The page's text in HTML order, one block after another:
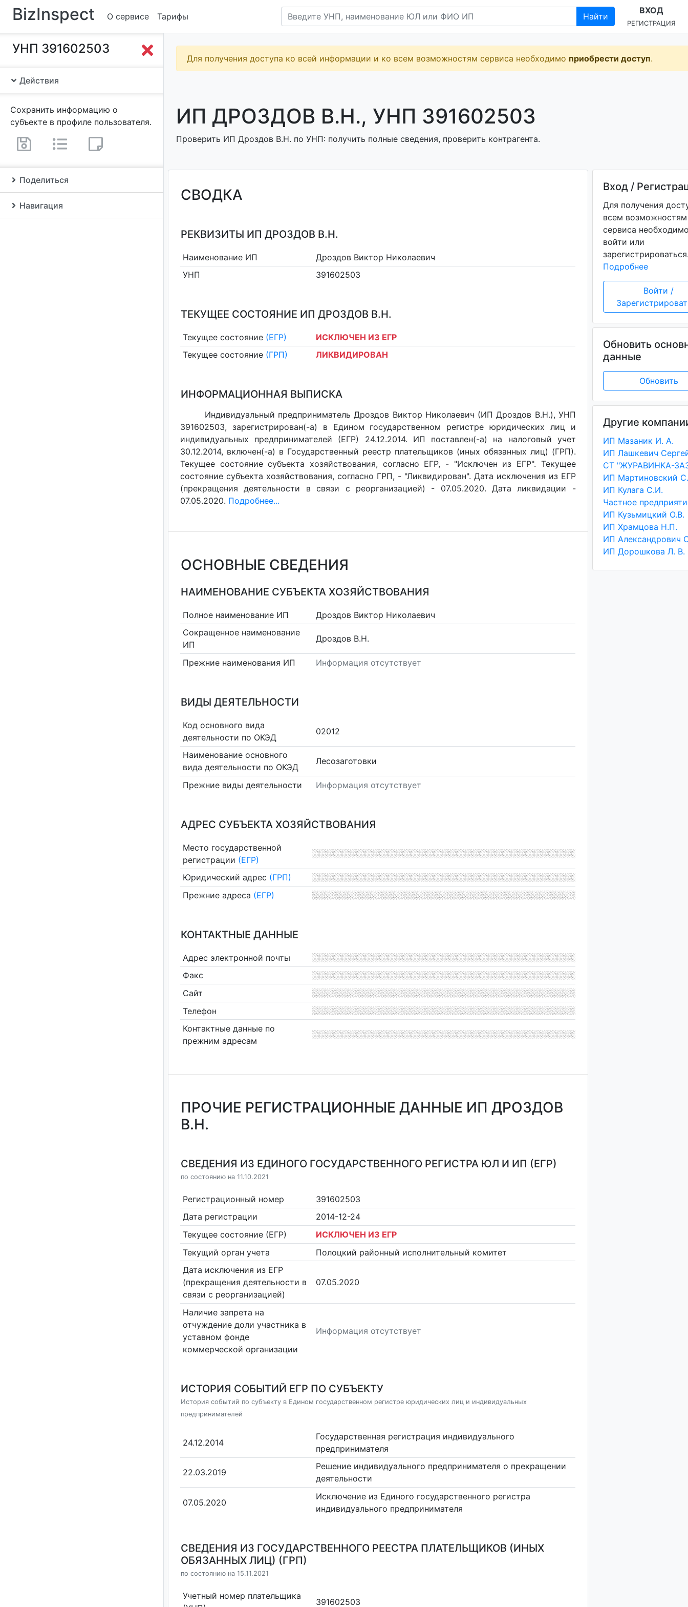
BizInspect О сервисе Тарифы Найти
ВХОД
РЕГИСТРАЦИЯ
УНП 391602503
Действия
Сохранить информацию о
субъекте в профиле пользователя.
Поделиться
Навигация
Для получения доступа ко всей информации и ко всем возможностям сервиса необходимо приобрести доступ.
ИП ДРОЗДОВ В.Н., УНП 391602503
Проверить ИП Дроздов В.Н. по УНП: получить полные сведения, проверить контрагента.
СВОДКА
РЕКВИЗИТЫ ИП ДРОЗДОВ В.Н.
Наименование ИП
Дроздов Виктор Николаевич
УНП
391602503
ТЕКУЩЕЕ СОСТОЯНИЕ ИП ДРОЗДОВ В.Н.
Текущее состояние (ЕГР)
ИСКЛЮЧЕН ИЗ ЕГР
Текущее состояние (ГРП) ЛИКВИДИРОВАН
ИНФОРМАЦИОННАЯ ВЫПИСКА
Индивидуальный предприниматель Дроздов Виктор Николаевич (ИП Дроздов В.Н.), УНП
391602503, зарегистрирован(-а) в Едином государственном регистре юридических лиц и
индивидуальных предпринимателей (ЕГР) 24.12.2014. ИП поставлен(-a) на налоговый учет
30.12.2014, включен(-a) в Государственный реестр плательщиков (иных обязанных лиц) (ГРП).
Текущее состояние субъекта хозяйствования, согласно ЕГР, - "Исключен из ЕГР". Текущее
состояние субъекта хозяйствования, согласно ГРП, - "Ликвидирован". Дата исключения из ЕГР
(прекращения деятельности в связи с реорганизацией) - 07.05.2020. Дата ликвидации -
07.05.2020. Подробнее...
ОСНОВНЫЕ СВЕДЕНИЯ
НАИМЕНОВАНИЕ СУБЪЕКТА ХОЗЯЙСТВОВАНИЯ
Полное наименование ИП
Дроздов Виктор Николаевич
Сокращенное наименование
ИП
Дроздов В.Н.
Прежние наименования ИП Информация отсутствует
ВИДЫ ДЕЯТЕЛЬНОСТИ
Код основного вида
деятельности по ОКЭД
02012
Наименование основного
вида деятельности по ОКЭД
Лесозаготовки
Прежние виды деятельности Информация отсутствует
АДРЕС СУБЪЕКТА ХОЗЯЙСТВОВАНИЯ
Место государственной
регистрации (ЕГР)
Юридический адрес (ГРП)
Прежние адреса (ЕГР)
КОНТАКТНЫЕ ДАННЫЕ
Адрес электронной почты
Факс
Сайт
Телефон
Контактные данные по
прежним адресам
ПРОЧИЕ РЕГИСТРАЦИОННЫЕ ДАННЫЕ ИП ДРОЗДОВ
В.Н.
СВЕДЕНИЯ ИЗ ЕДИНОГО ГОСУДАРСТВЕННОГО РЕГИСТРА ЮЛ И ИП (ЕГР)
по состоянию на 11.10.2021
Регистрационный номер
391602503
Дата регистрации
2014-12-24
Текущее состояние (ЕГР)
ИСКЛЮЧЕН ИЗ ЕГР
Текущий орган учета
Полоцкий районный исполнительный комитет
Дата исключения из ЕГР
(прекращения деятельности в
связи с реорганизацией)
07.05.2020
Наличие запрета на
отчуждение доли участника в
уставном фонде
коммерческой организации
Информация отсутствует
ИСТОРИЯ СОБЫТИЙ ЕГР ПО СУБЪЕКТУ
История событий по субъекту в Едином государственном регистре юридических лиц и индивидуальных
предпринимателей
24.12.2014
Государственная регистрация индивидуального
предпринимателя
22.03.2019
Решение индивидуального предпринимателя о прекращении
деятельности
07.05.2020
Исключение из Единого государственного регистра
индивидуального предпринимателя
СВЕДЕНИЯ ИЗ ГОСУДАРСТВЕННОГО РЕЕСТРА ПЛАТЕЛЬЩИКОВ (ИНЫХ
ОБЯЗАННЫХ ЛИЦ) (ГРП)
по состоянию на 15.11.2021
Учетный номер плательщика
391602503
Вход /
Для получения
всем возможностям
сервиса
войти или
Подробнее
Войти /
Обновить
данные
Обновить
Другие
ИП Мазаник И. А.
СТ "ЖУРАВИНКА-
ИП Мартиновский
ИП Кулага С.И.
ИП Кузьмицкий О.В.
ИП Храмцова Н.П.
ИП Александрович
ИП Дорошкова Л. В.